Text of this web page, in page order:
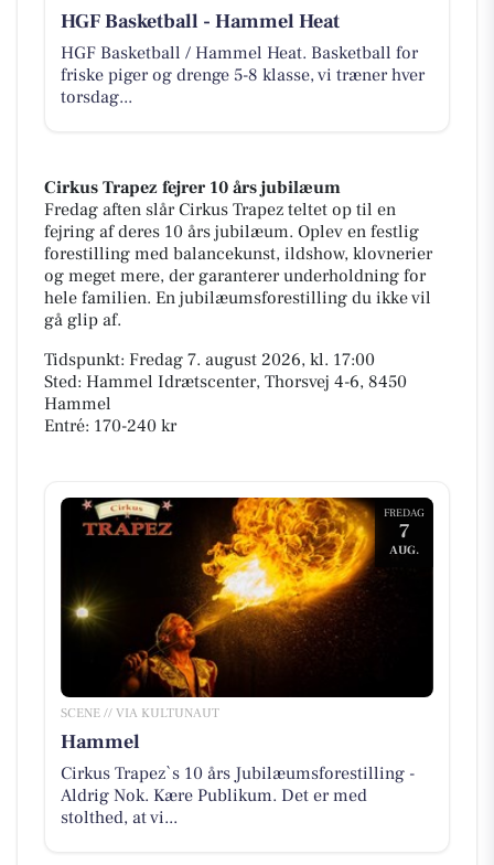
HGF Basketball - Hammel Heat
HGF Basketball / Hammel Heat. Basketball for
friske piger og drenge 5-8 klasse, vi træner hver
torsdag...
Cirkus Trapez fejrer 10 års jubilæum
Fredag aften slår Cirkus Trapez teltet op til en
fejring af deres 10 års jubilæum. Oplev en festlig
forestilling med balancekunst, ildshow, klovnerier
og meget mere, der garanterer underholdning for
hele familien. En jubilæumsforestilling du ikke vil
gå glip af.
Tidspunkt: Fredag 7. august 2026, kl. 17:00
Sted: Hammel Idrætscenter, Thorsvej 4-6, 8450
Hammel
Entré: 170-240 kr
FREDAG
7
AUG.
SCENE // VIA KULTUNAUT
Hammel
Cirkus Trapez`s 10 års Jubilæumsforestilling -
Aldrig Nok. Kære Publikum. Det er med
stolthed, at vi...